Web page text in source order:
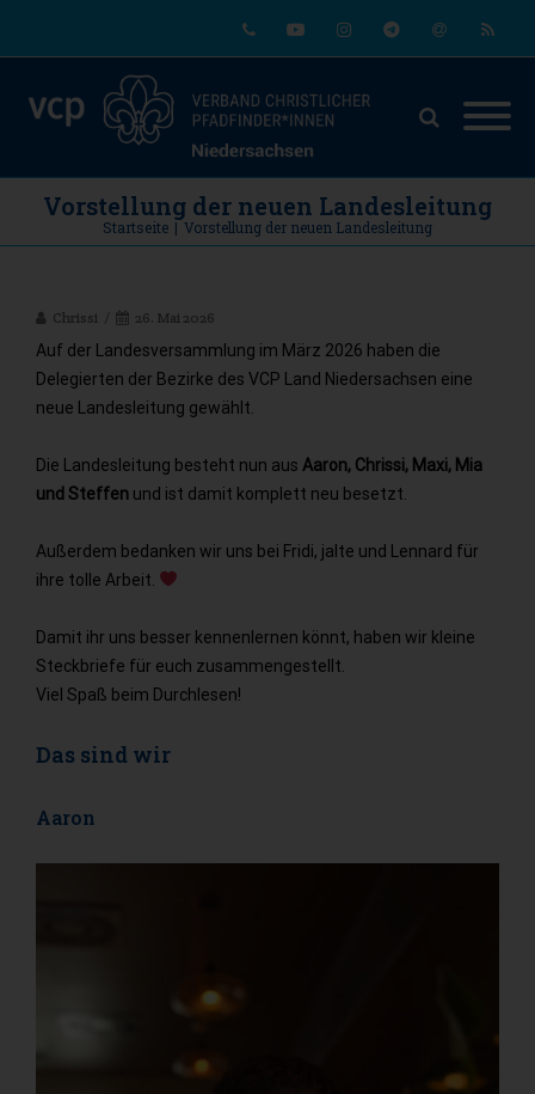
Vorstellung der neuen Landesleitung
Startseite | Vorstellung der neuen Landesleitung
Chrissi 26. Mai 2026
Auf der Landesversammlung im März 2026 haben die
Delegierten der Bezirke des VCP Land Niedersachsen eine
neue Landesleitung gewählt.
Die Landesleitung besteht nun aus Aaron, Chrissi, Maxi, Mia
und Steffen und ist damit komplett neu besetzt.
Außerdem bedanken wir uns bei Fridi, jalte und Lennard für
ihre tolle Arbeit.
Damit ihr uns besser kennenlernen könnt, haben wir kleine
Steckbriefe für euch zusammengestellt.
Viel Spaß beim Durchlesen!
Das sind wir
Aaron